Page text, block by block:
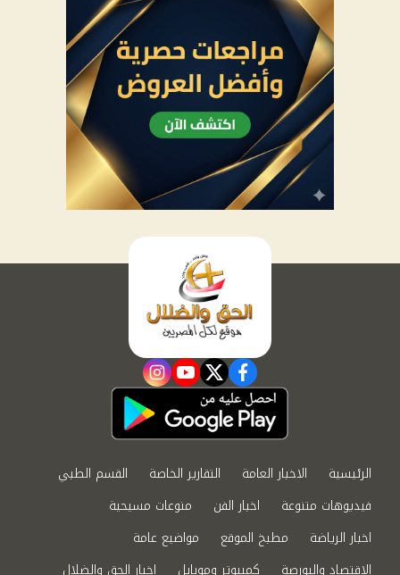
facebook
twitter
youtube
instagram
الرئيسية الاخبار العامة التقارير الخاصة
القسم الطبي
فيديوهات متنوعة
اخبار الفن
منوعات مسيحية
اخبار الرياضة
مطبخ الموقع
مواضيع عامة
الاقتصاد والبورصة
كمبيوتر وموبايل اخبار الحق والضلال